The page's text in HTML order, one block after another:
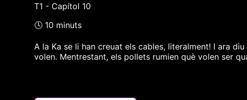
T1 - Capítol 10
🕓 10 minuts
A la Ka se li han creuat els cables, literalment! I ara
volen. Mentrestant, els pollets rumien què volen ser